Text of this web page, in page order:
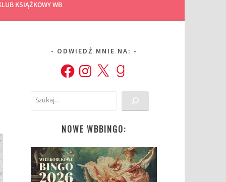
KSIĄŻKOWY WB
ODWIEDŹ MNIE NA:
FacebookInstagram
X Goodreads
Szukaj
NOWE WBBINGO: